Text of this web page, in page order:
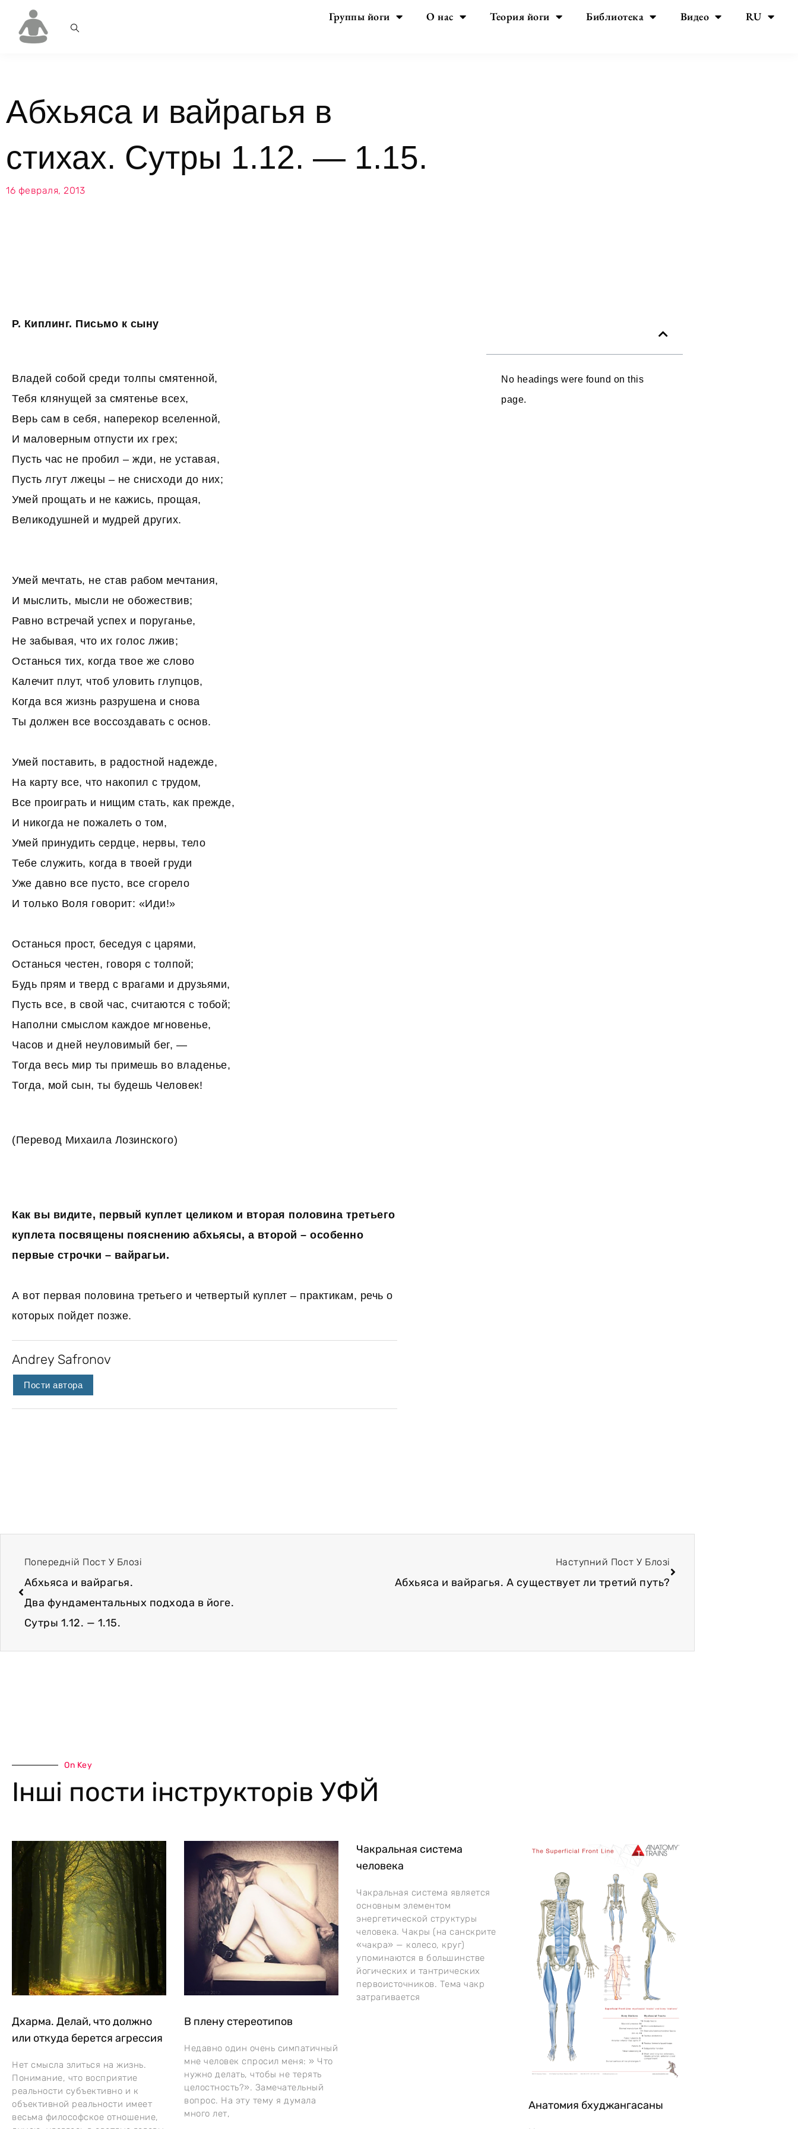
Группы йоги О нас Теория йоги Библиотека Видео RU
Абхьяса и вайрагья в
стихах. Сутры 1.12. — 1.15.
16 февраля, 2013
Р. Киплинг. Письмо к сыну
Владей собой среди толпы смятенной,
Тебя клянущей за смятенье всех,
Верь сам в себя, наперекор вселенной,
И маловерным отпусти их грех;
Пусть час не пробил – жди, не уставая,
Пусть лгут лжецы – не снисходи до них;
Умей прощать и не кажись, прощая,
Великодушней и мудрей других.
Умей мечтать, не став рабом мечтания,
И мыслить, мысли не обожествив;
Равно встречай успех и поруганье,
Не забывая, что их голос лжив;
Останься тих, когда твое же слово
Калечит плут, чтоб уловить глупцов,
Когда вся жизнь разрушена и снова
Ты должен все воссоздавать с основ.
Умей поставить, в радостной надежде,
На карту все, что накопил с трудом,
Все проиграть и нищим стать, как прежде,
И никогда не пожалеть о том,
Умей принудить сердце, нервы, тело
Тебе служить, когда в твоей груди
Уже давно все пусто, все сгорело
И только Воля говорит: «Иди!»
Останься прост, беседуя с царями,
Останься честен, говоря с толпой;
Будь прям и тверд с врагами и друзьями,
Пусть все, в свой час, считаются с тобой;
Наполни смыслом каждое мгновенье,
Часов и дней неуловимый бег, —
Тогда весь мир ты примешь во владенье,
Тогда, мой сын, ты будешь Человек!
(Перевод Михаила Лозинского)
Как вы видите, первый куплет целиком и вторая половина третьего
куплета посвящены пояснению абхьясы, а второй – особенно
первые строчки – вайрагьи.
А вот первая половина третьего и четвертый куплет – практикам, речь о
которых пойдет позже.
Andrey Safronov
Пости автора
No headings were found on this
page.
Попередній Пост У Блозі
Абхьяса и вайрагья.
Два фундаментальных подхода в йоге.
Сутры 1.12. — 1.15.
Наступний Пост У Блозі
Абхьяса и вайрагья. А существует ли третий путь?
On Key
Інші пости інструкторів УФЙ
Дхарма. Делай, что должно
или откуда берется агрессия
Нет смысла злиться на жизнь.
Понимание, что восприятие
реальности субъективно и к
объективной реальности имеет
весьма философское отношение,
В плену стереотипов
Недавно один очень симпатичный
мне человек спросил меня: » Что
нужно делать, чтобы не терять
целостность?». Замечательный
вопрос. На эту тему я думала
много лет,
Чакральная система
человека
Чакральная система является
основным элементом
энергетической структуры
человека. Чакры (на санскрите
«чакра» — колесо, круг)
упоминаются в большинстве
йогических и тантрических
первоисточников. Тема чакр
затрагивается
Анатомия бхуджангасаны